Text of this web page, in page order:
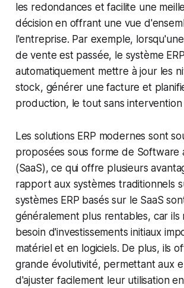
les redondances et facilite une
décision en offrant une vue
l'entreprise. Par exemple,
de vente est passée, le système
automatiquement mettre à jour les
stock, générer une facture et
production, le tout sans intervention
Les solutions ERP modernes sont
proposées sous forme de Software
(SaaS), ce qui offre plusieurs
rapport aux systèmes traditionnels
systèmes ERP basés sur le SaaS
généralement plus rentables, car ils
besoin d'investissements initiaux
matériel et en logiciels. De plus, ils
grande évolutivité, permettant aux
d'ajuster facilement leur utilisation